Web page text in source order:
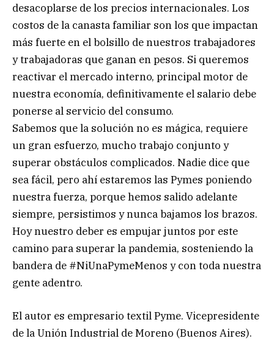
desacoplarse de los precios internacionales. Los
costos de la canasta familiar son los que impactan
más fuerte en el bolsillo de nuestros trabajadores
y trabajadoras que ganan en pesos. Si queremos
reactivar el mercado interno, principal motor de
nuestra economía, definitivamente el salario debe
ponerse al servicio del consumo.
Sabemos que la solución no es mágica, requiere
un gran esfuerzo, mucho trabajo conjunto y
superar obstáculos complicados. Nadie dice que
sea fácil, pero ahí estaremos las Pymes poniendo
nuestra fuerza, porque hemos salido adelante
siempre, persistimos y nunca bajamos los brazos.
Hoy nuestro deber es empujar juntos por este
camino para superar la pandemia, sosteniendo la
bandera de #NiUnaPymeMenos y con toda nuestra
gente adentro.
El autor es empresario textil Pyme. Vicepresidente
de la Unión Industrial de Moreno (Buenos Aires).